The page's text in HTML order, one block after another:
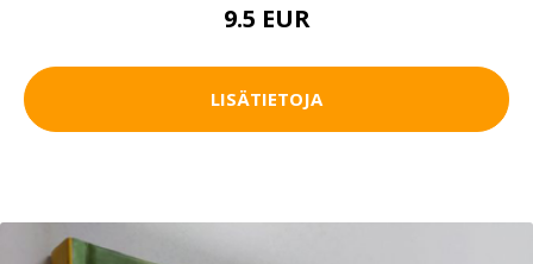
9.5 EUR
LISÄTIETOJA